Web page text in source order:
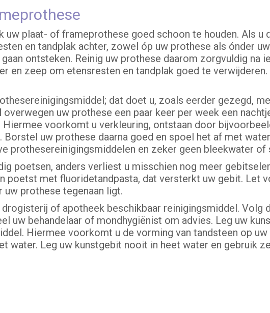
uw plaat- of frameprothese goed schoon te houden. Als u
en tandplak achter, zowel óp uw prothese als ónder
ontsteken. Reinig uw prothese daarom zorgvuldig na
en zeep om etensresten en tandplak goed te verwijderen.
dat doet u, zoals eerder gezegd,
uw prothese een paar keer per week een
voorkomt u verkleuring, ontstaan door
uw prothese daarna goed en spoel het af met
prothesereinigingsmiddelen en zeker geen bleekwater of
poetsen, anders verliest u misschien nog meer
poetst met fluoridetandpasta, dat versterkt uw gebit. Let
prothese tegenaan ligt.
of apotheek beschikbaar reinigingsmiddel. Volg
uw behandelaar of mondhygiënist om advies. Leg uw
Hiermee voorkomt u de vorming van tandsteen op
water. Leg uw kunstgebit nooit in heet water en gebruik